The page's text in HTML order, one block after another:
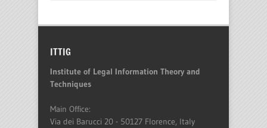
ITTIG
Institute of Legal Information Theory and
Techniques
Main Office:
Via dei Barucci 20 - 50127 Florence, Italy